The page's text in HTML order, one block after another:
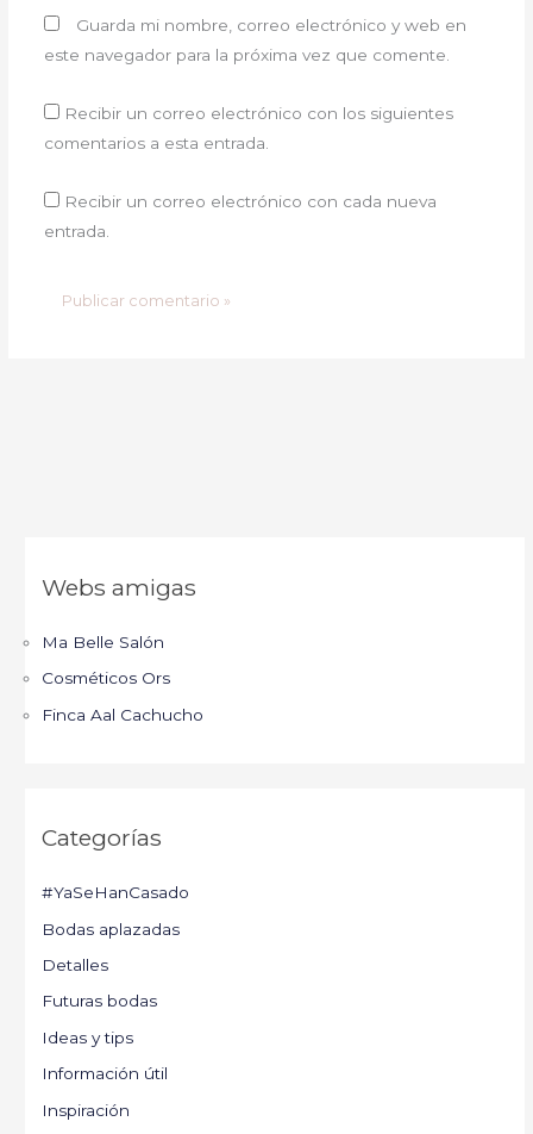
Guarda mi nombre, correo electrónico y web en
este navegador para la próxima vez que comente.
Recibir un correo electrónico con los siguientes
comentarios a esta entrada.
Recibir un correo electrónico con cada nueva
entrada.
Webs amigas
Ma Belle Salón
Cosméticos Ors
Finca Aal Cachucho
Categorías
#YaSeHanCasado
Bodas aplazadas
Detalles
Futuras bodas
Ideas y tips
Información útil
Inspiración